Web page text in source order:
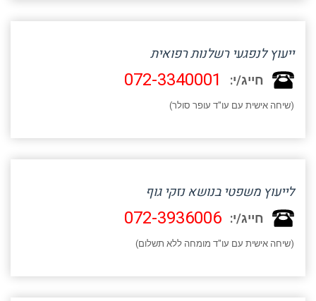
ייעוץ לנפגעי רשלנות רפואית
חייג/י: 072-3340001
(שיחה אישית עם עו"ד עופר סולר)
לייעוץ משפטי בנושא נזקי גוף
חייג/י: 072-3936006
(שיחה אישית עם עו"ד מומחה ללא תשלום)